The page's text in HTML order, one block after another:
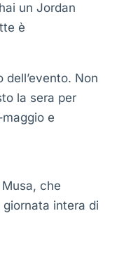
un Jordan
è
Non
la sera per
e
che
intera di